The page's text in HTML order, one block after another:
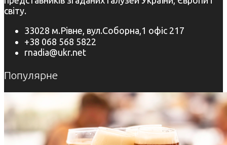
світу.
33028 м.Рівне, вул.Соборна,1 офіс 217
+38 068 568 5822
rnadia@ukr.net
Популярне